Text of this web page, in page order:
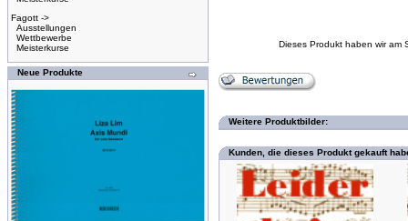
Fagott ->
Ausstellungen
Wettbewerbe
Meisterkurse
Neue Produkte
Dieses Produkt haben wir am
Weitere Produktbilder:
Kunden, die dieses Produkt gekauft